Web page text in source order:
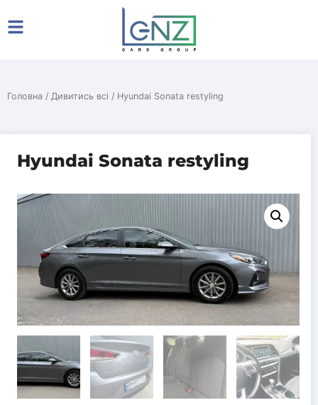
Головна / Дивитись всі / Hyundai Sonata restyling
Hyundai Sonata restyling